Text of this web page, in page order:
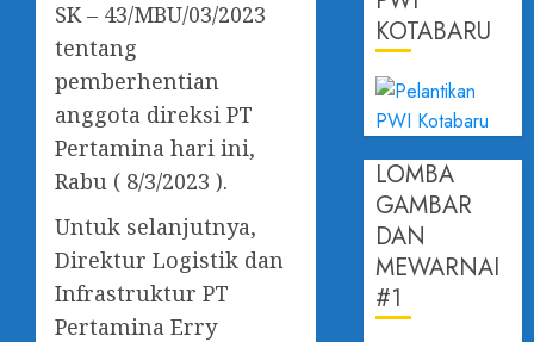
SK – 43/MBU/03/2023
tentang
pemberhentian
anggota direksi PT
Pertamina hari ini,
Rabu ( 8/3/2023 ).
Untuk selanjutnya,
Direktur Logistik dan
Infrastruktur PT
Pertamina Erry
KOTABARU
LOMBA
GAMBAR
DAN
MEWARNAI
#1